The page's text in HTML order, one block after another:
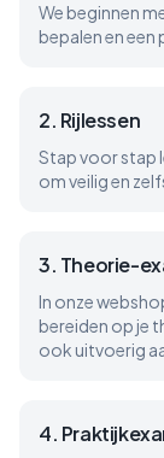
We beginnen
bepalen en een
2. Rijlessen
Stap voor stap
om veilig en
3. Theorie-
In onze
bereiden op je
ook uitvoerig
4.